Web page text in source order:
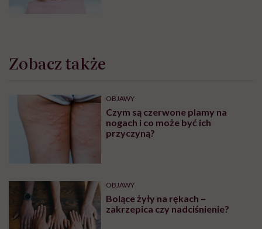
Zobacz także
OBJAWY
Czym są czerwone plamy na
nogach i co może być ich
przyczyną?
OBJAWY
Bolące żyły na rękach –
zakrzepica czy nadciśnienie?